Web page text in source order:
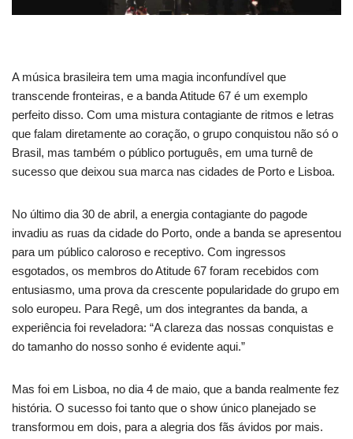
A música brasileira tem uma magia inconfundível que
transcende fronteiras, e a banda Atitude 67 é um exemplo
perfeito disso. Com uma mistura contagiante de ritmos e letras
que falam diretamente ao coração, o grupo conquistou não só o
Brasil, mas também o público português, em uma turnê de
sucesso que deixou sua marca nas cidades de Porto e Lisboa.
No último dia 30 de abril, a energia contagiante do pagode
invadiu as ruas da cidade do Porto, onde a banda se apresentou
para um público caloroso e receptivo. Com ingressos
esgotados, os membros do Atitude 67 foram recebidos com
entusiasmo, uma prova da crescente popularidade do grupo em
solo europeu. Para Regê, um dos integrantes da banda, a
experiência foi reveladora: “A clareza das nossas conquistas e
do tamanho do nosso sonho é evidente aqui.”
Mas foi em Lisboa, no dia 4 de maio, que a banda realmente fez
história. O sucesso foi tanto que o show único planejado se
transformou em dois, para a alegria dos fãs ávidos por mais.